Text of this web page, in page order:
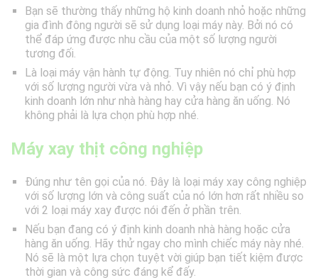
Bạn sẽ thường thấy những hộ kinh doanh nhỏ hoặc những
gia đình đông người sẽ sử dụng loại máy này. Bởi nó có
thể đáp ứng được nhu cầu của một số lượng người
tương đối.
Là loại máy vận hành tự động. Tuy nhiên nó chỉ phù hợp
với số lượng người vừa và nhỏ. Vì vậy nếu bạn có ý định
kinh doanh lớn như nhà hàng hay cửa hàng ăn uống. Nó
không phải là lựa chọn phù hợp nhé.
Máy xay thịt công nghiệp
Đúng như tên gọi của nó. Đây là loại máy xay công nghiệp
với số lượng lớn và công suất của nó lớn hơn rất nhiều so
với 2 loại máy xay được nói đến ở phần trên.
Nếu bạn đang có ý định kinh doanh nhà hàng hoặc cửa
hàng ăn uống. Hãy thử ngay cho mình chiếc máy này nhé.
Nó sẽ là một lựa chọn tuyệt vời giúp bạn tiết kiệm được
thời gian và công sức đáng kể đấy.